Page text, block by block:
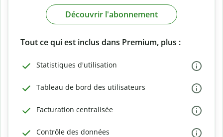
Découvrir l'abonnement
Tout ce qui est inclus dans Premium, plus :
Statistiques d'utilisation
Tableau de bord des utilisateurs
Facturation centralisée
Contrôle des données